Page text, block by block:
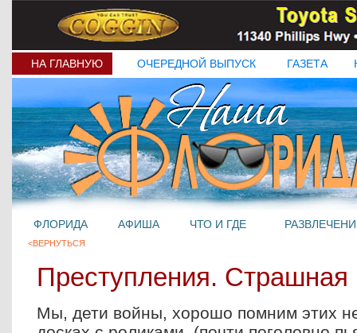
НА ГЛАВНУЮ ОЧЕРЕДНОЙ ВЫПУСК ГАЗЕТА
ФЛОРИДА АФИША ЧТО И ГДЕ
<ВЕРНУТЬСЯ
Преступления. Страшная
Мы, дети войны, хорошо помним этих